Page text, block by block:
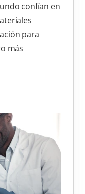
confían en
para
más